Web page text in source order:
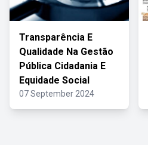
Transparência E
Qualidade Na Gestão
Pública Cidadania E
Equidade Social
07 September 2024